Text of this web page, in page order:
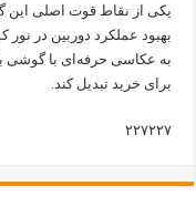
یکی از نقاط قوت اصلی این
بهبود عملکرد دوربین در نور
برای خرید تبدیل کند.
۲۲۷۲۲۷